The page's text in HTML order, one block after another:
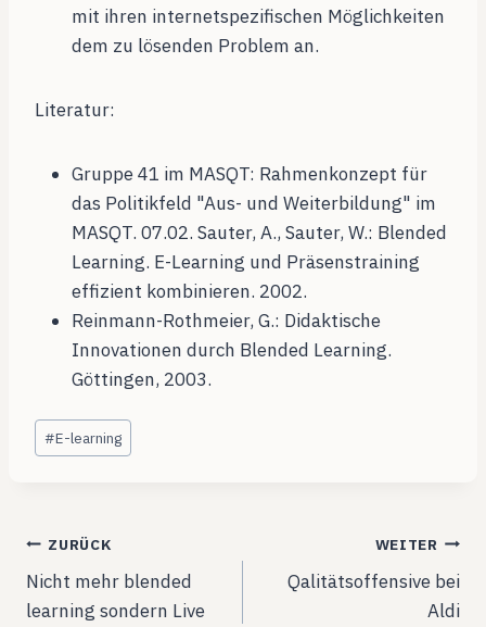
mit ihren internetspezifischen Möglichkeiten
dem zu lösenden Problem an.
Literatur:
Gruppe 41 im MASQT: Rahmenkonzept für
das Politikfeld "Aus- und Weiterbildung" im
MASQT. 07.02. Sauter, A., Sauter, W.: Blended
Learning. E-Learning und Präsenstraining
effizient kombinieren. 2002.
Reinmann-Rothmeier, G.: Didaktische
Innovationen durch Blended Learning.
Göttingen, 2003.
Schlagworte:
#E-learning
Beitragsnavigation
ZURÜCK
Nicht mehr blended
learning sondern Live
WEITER
Qalitätsoffensive bei
Aldi